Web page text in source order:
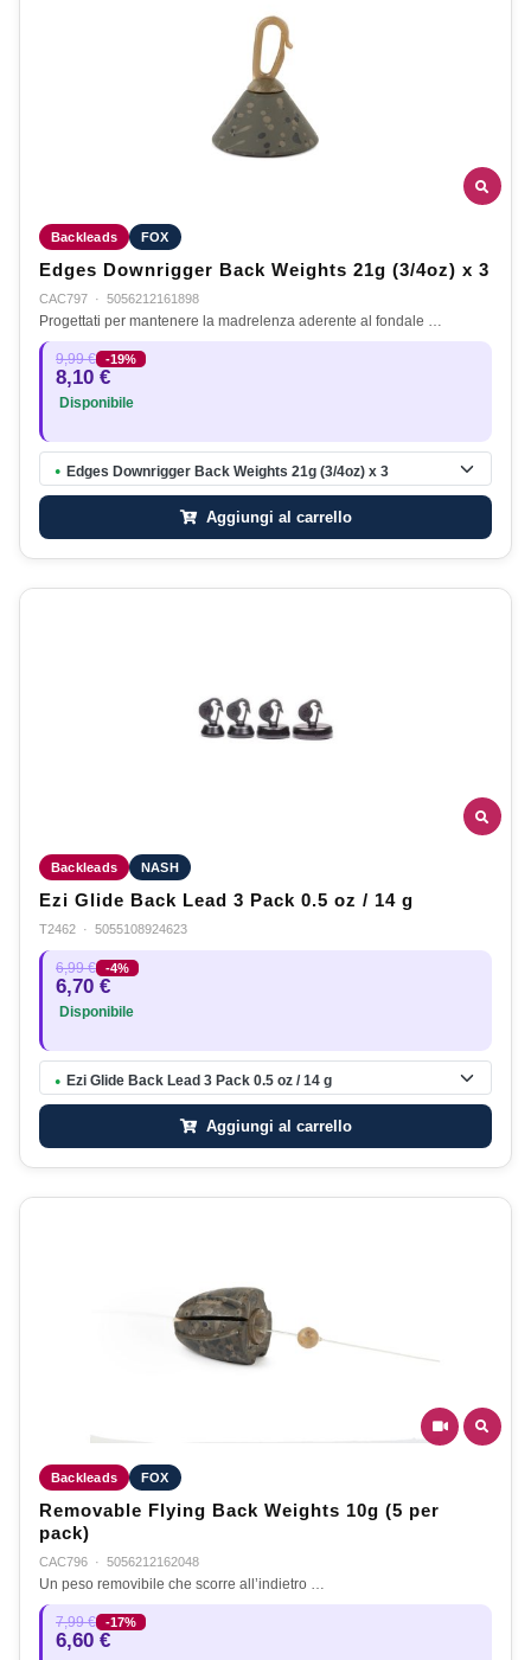
Backleads FOX
Edges Downrigger Back Weights 21g (3/4oz) x 3
CAC797 · 5056212161898
Progettati per mantenere la madrelenza aderente al fondale …
9,99 € -19%
8,10 €
Disponibile
● Edges Downrigger Back Weights 21g (3/4oz) x 3
Aggiungi al carrello
Backleads NASH
Ezi Glide Back Lead 3 Pack 0.5 oz / 14 g
T2462 · 5055108924623
6,99 € -4%
6,70 €
Disponibile
● Ezi Glide Back Lead 3 Pack 0.5 oz / 14 g
Aggiungi al carrello
Backleads FOX
Removable Flying Back Weights 10g (5 per
pack)
CAC796 · 5056212162048
Un peso removibile che scorre all’indietro …
7,99 € -17%
6,60 €